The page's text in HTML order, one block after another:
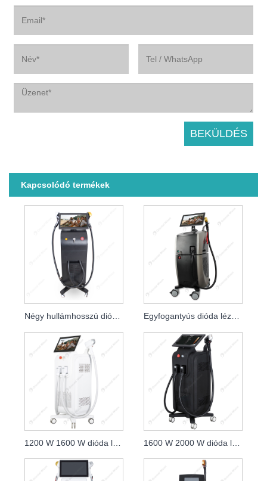
Kapcsolódó termékek
Négy hullámhosszú dióda lézeres szőrtelenítés
1200 W 1600 W dióda lézer 808 nm bőrfiatalító klinika